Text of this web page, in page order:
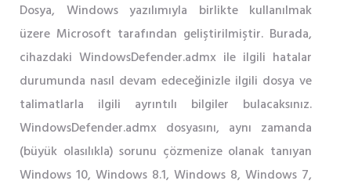
Dosya, Windows yazılımıyla birlikte kullanılmak
üzere Microsoft tarafından geliştirilmiştir. Burada,
cihazdaki WindowsDefender.admx ile ilgili hatalar
durumunda nasıl devam edeceğinizle ilgili dosya ve
talimatlarla ilgili ayrıntılı bilgiler bulacaksınız.
WindowsDefender.admx dosyasını, aynı zamanda
(büyük olasılıkla) sorunu çözmenize olanak tanıyan
Windows 10, Windows 8.1, Windows 8, Windows 7,